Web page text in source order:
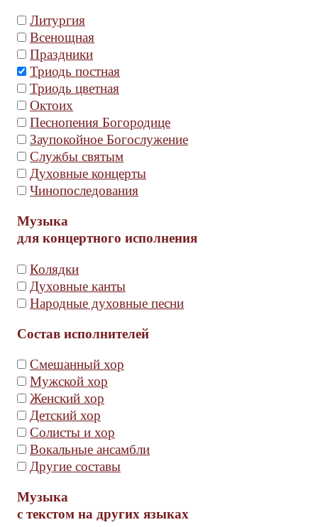
Литургия
Всенощная
Праздники
Триодь постная
Триодь цветная
Октоих
Песнопения Богородице
Заупокойное Богослужение
Службы святым
Духовные концерты
Чинопоследования
Музыка
для концертного исполнения
Колядки
Духовные канты
Народные духовные песни
Состав исполнителей
Смешанный хор
Мужской хор
Женский хор
Детский хор
Солисты и хор
Вокальные ансамбли
Другие составы
Музыка
с текстом на других языках